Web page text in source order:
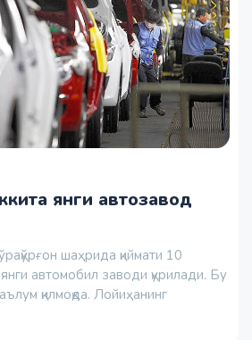
янги автозавод
шаҳрида қиймати 10
автомобил заводи қурилади. Бу
қилмоқда. Лойиҳанинг